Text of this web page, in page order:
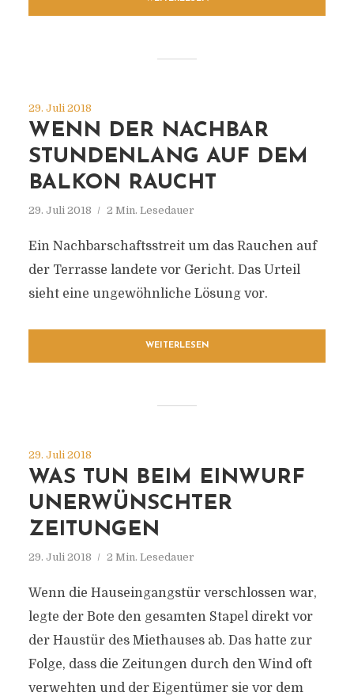
29. Juli 2018
WENN DER NACHBAR
STUNDENLANG AUF DEM
BALKON RAUCHT
29. Juli 2018 2 Min. Lesedauer
Ein Nachbarschaftsstreit um das Rauchen auf
der Terrasse landete vor Gericht. Das Urteil
sieht eine ungewöhnliche Lösung vor.
WEITERLESEN
29. Juli 2018
WAS TUN BEIM EINWURF
UNERWÜNSCHTER
ZEITUNGEN
29. Juli 2018 2 Min. Lesedauer
Wenn die Hauseingangstür verschlossen war,
legte der Bote den gesamten Stapel direkt vor
der Haustür des Miethauses ab. Das hatte zur
Folge, dass die Zeitungen durch den Wind oft
verwehten und der Eigentümer sie vor dem